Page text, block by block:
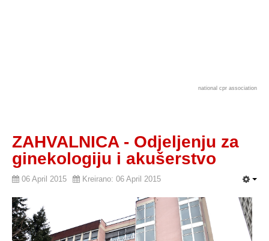
national cpr association
ZAHVALNICA - Odjeljenju za
ginekologiju i akušerstvo
06 April 2015 Kreirano: 06 April 2015